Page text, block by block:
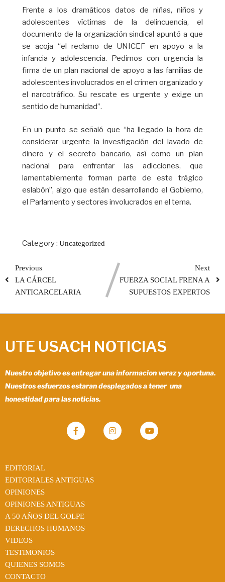
Frente a los dramáticos datos de niñas, niños y
adolescentes víctimas de la delincuencia, el
documento de la organización sindical apuntó a que
se acoja “el reclamo de UNICEF en apoyo a la
infancia y adolescencia. Pedimos con urgencia la
firma de un plan nacional de apoyo a las familias de
adolescentes involucrados en el crimen organizado y
el narcotráfico. Su rescate es urgente y exige un
sentido de humanidad”.
En un punto se señaló que “ha llegado la hora de
considerar urgente la investigación del lavado de
dinero y el secreto bancario, así como un plan
nacional para enfrentar las adicciones, que
lamentablemente forman parte de este trágico
eslabón”, algo que están desarrollando el Gobierno,
el Parlamento y sectores involucrados en el tema.
Category : Uncategorized
Previous
LA CÁRCEL
ANTICARCELARIA
Next
FUERZA SOCIAL FRENA A
SUPUESTOS EXPERTOS
UTE USACH NOTICIAS
Nuestro objetivo es entregar una informacion veraz y oportuna.
Nuestros esfuerzos estaran desplegados a tener una
honestidad para las noticias.
EDITORIAL
EDITORIALES ANTIGUAS
OPINIONES
OPINIONES ANTIGUAS
A 50 AÑOS DEL GOLPE
DERECHOS HUMANOS
VIDEOS
TESTIMONIOS
QUIENES SOMOS
CONTACTO